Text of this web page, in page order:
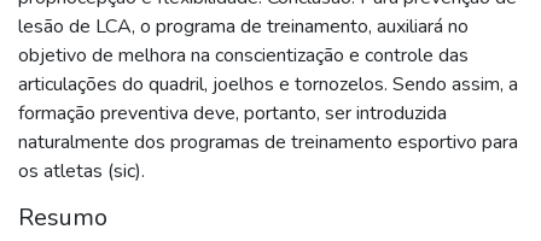
lesão de LCA, o programa de treinamento, auxiliará no
objetivo de melhora na conscientização e controle das
articulações do quadril, joelhos e tornozelos. Sendo assim, a
formação preventiva deve, portanto, ser introduzida
naturalmente dos programas de treinamento esportivo para
os atletas (sic).
Resumo